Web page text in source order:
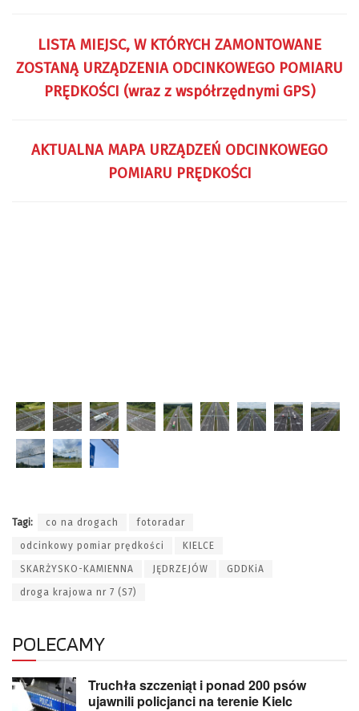
LISTA MIEJSC, W KTÓRYCH ZAMONTOWANE
ZOSTANĄ URZĄDZENIA ODCINKOWEGO POMIARU
PRĘDKOŚCI (wraz z współrzędnymi GPS)
AKTUALNA MAPA URZĄDZEŃ ODCINKOWEGO
POMIARU PRĘDKOŚCI
Tagi: co na drogach fotoradar
odcinkowy pomiar prędkości KIELCE
SKARŻYSKO-KAMIENNA JĘDRZEJÓW GDDKiA
droga krajowa nr 7 (S7)
POLECAMY
Truchła szczeniąt i ponad 200 psów
ujawnili policjanci na terenie Kielc